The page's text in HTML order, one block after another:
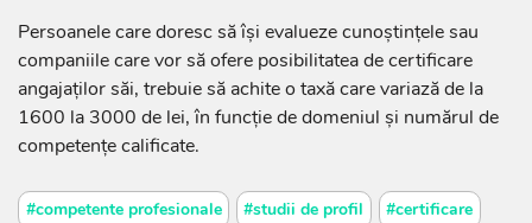
Persoanele care doresc să își evalueze cunoștințele sau
companiile care vor să ofere posibilitatea de certificare
angajaților săi, trebuie să achite o taxă care variază de la
1600 la 3000 de lei, în funcție de domeniul și numărul de
competențe calificate.
#competente profesionale #studii de profil #certificare